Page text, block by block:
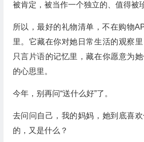
被肯定，被当作一个独立的、值得被
所以，最好的礼物清单，不在购物
里。它藏在你对她日常生活的观察
只言片语的记忆里，藏在你愿意为
的心思里。
今年，别再问“送什么好”了。
去问问自己，我的妈妈，她到底喜
的，又是什么？